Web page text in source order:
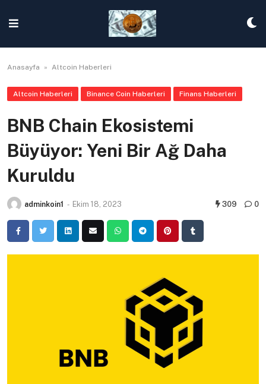
content
Anasayfa » Altcoin Haberleri
Altcoin Haberleri Binance Coin Haberleri Finans Haberleri
BNB Chain Ekosistemi
Büyüyor: Yeni Bir Ağ Daha
Kuruldu
adminkoin1 - Ekim 18, 2023 309 0